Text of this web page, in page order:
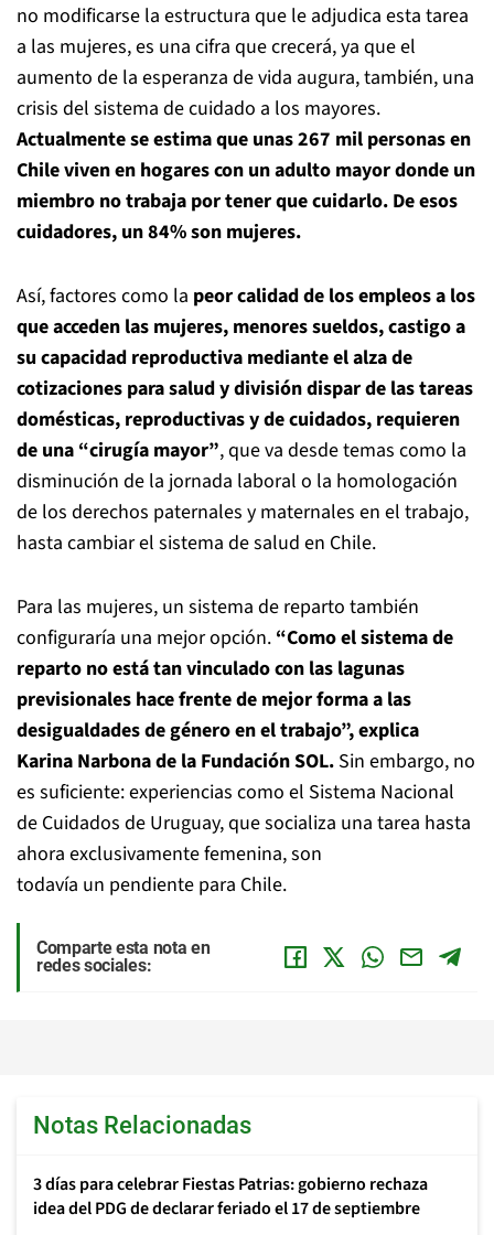
no modificarse la estructura que le adjudica esta tarea
a las mujeres, es una cifra que crecerá, ya que el
aumento de la esperanza de vida augura, también, una
crisis del sistema de cuidado a los mayores.
Actualmente se estima que unas 267 mil personas en
Chile viven en hogares con un adulto mayor donde un
miembro no trabaja por tener que cuidarlo. De esos
cuidadores, un 84% son mujeres.
Así, factores como la peor calidad de los empleos a los
que acceden las mujeres, menores sueldos, castigo a
su capacidad reproductiva mediante el alza de
cotizaciones para salud y división dispar de las tareas
domésticas, reproductivas y de cuidados, requieren
de una “cirugía mayor”, que va desde temas como la
disminución de la jornada laboral o la homologación
de los derechos paternales y maternales en el trabajo,
hasta cambiar el sistema de salud en Chile.
Para las mujeres, un sistema de reparto también
configuraría una mejor opción. “Como el sistema de
reparto no está tan vinculado con las lagunas
previsionales hace frente de mejor forma a las
desigualdades de género en el trabajo”, explica
Karina Narbona de la Fundación SOL. Sin embargo, no
es suficiente: experiencias como el Sistema Nacional
de Cuidados de Uruguay, que socializa una tarea hasta
ahora exclusivamente femenina, son
todavía un pendiente para Chile.
Comparte esta nota en
redes sociales:
Notas Relacionadas
3 días para celebrar Fiestas Patrias: gobierno rechaza
idea del PDG de declarar feriado el 17 de septiembre